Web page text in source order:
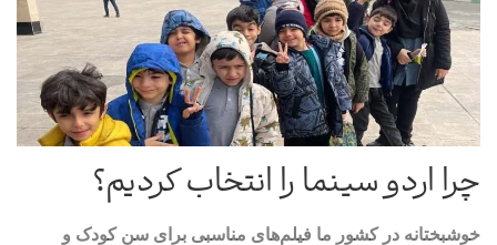
چرا اردو سینما را انتخاب کردیم؟
خوشبختانه در کشور ما فیلم‌های مناسبی برای سن کودک و